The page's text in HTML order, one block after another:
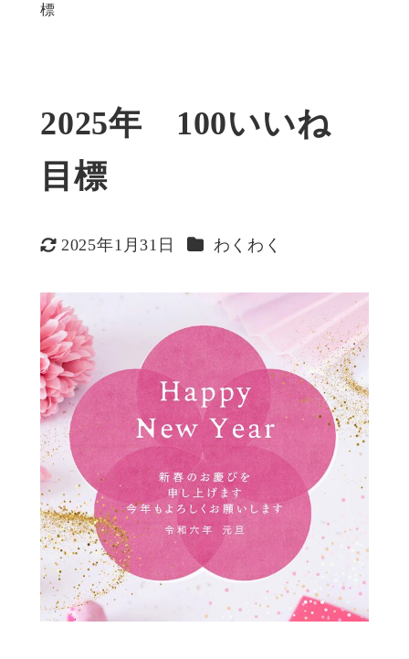
標
2025年 100いいね
目標
更新日
2025年1月31日 カテゴリー
わくわく